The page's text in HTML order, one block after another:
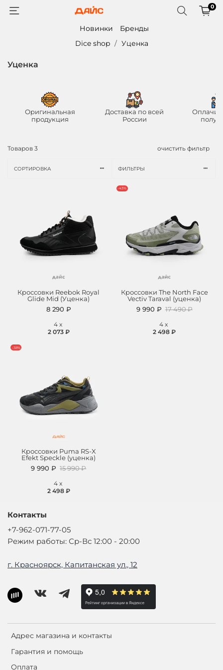
0
Новинки
Бренды
Dice shop
Уценка
Уценка
Оригинальная
продукция
Доставка по всей
России
Товаров 3 очистить фильтр
СОРТИРОВКА ФИЛЬТРЫ
Кроссовки Reebok Royal
Glide Mid (Уценка)
8 290 ₽
4x
2 073 ₽
-43%
Кроссовки The North Face
Vectiv Taraval (уценка)
9 990 ₽ 17 490 ₽
4 x
2 498 ₽
-38%
Кроссовки Puma RS-X
Efekt Speckle (уценка)
9 990 ₽ 15 990 ₽
4x
2 498 ₽
Адрес магазина и контакты
Гарантия и помощь
Оплата
Контакты
+7-962-071-77-05
Режим работы: Ср-Вс 12:00 - 20:00
г. Красноярск, Капитанская ул., 12